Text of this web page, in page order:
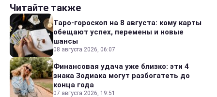
Читайте также
Таро-гороскоп на 8 августа: кому карты
обещают успех, перемены и новые
шансы
08 августа 2026, 06:07
Финансовая удача уже близко: эти 4
знака Зодиака могут разбогатеть до
конца года
07 августа 2026, 19:51